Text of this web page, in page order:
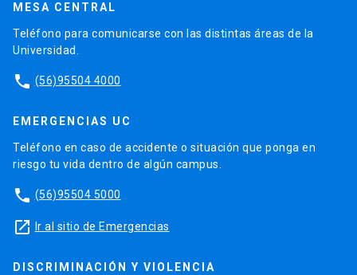
MESA CENTRAL
Teléfono para comunicarse con las distintas áreas de la
Universidad.
phone (56)95504 4000
EMERGENCIAS UC
Teléfono en caso de accidente o situación que ponga en
riesgo tu vida dentro de algún campus.
phone (56)95504 5000
launch Ir al sitio de Emergencias
DISCRIMINACIÓN Y VIOLENCIA